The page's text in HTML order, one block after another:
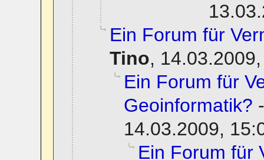
Ein Forum für
Tino,
Ein Forum für
Geoinformatik?
14.03.2009,
Ein Forum für